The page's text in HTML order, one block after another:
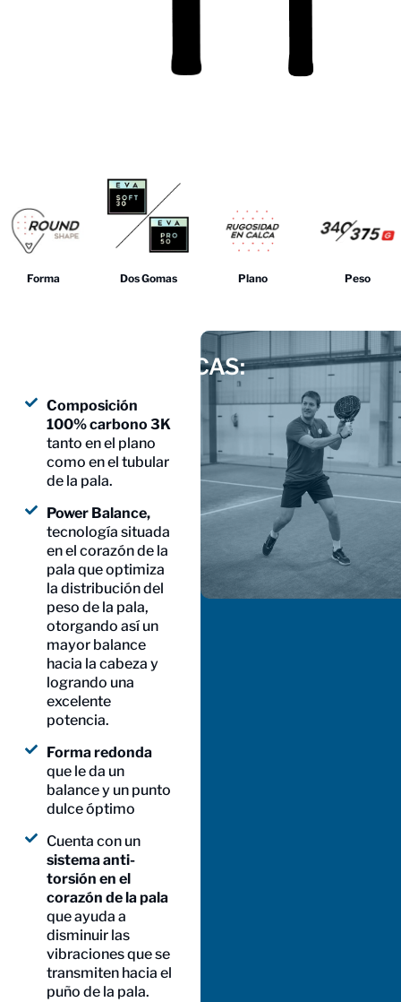
Forma Dos Gomas Plano Peso
CARACTERÍSTICAS:
Composición
100% carbono 3K
tanto en el plano
como en el tubular
de la pala.
Power Balance,
tecnología situada
en el corazón de la
pala que optimiza
la distribución del
peso de la pala,
otorgando así un
mayor balance
hacia la cabeza y
logrando una
excelente
potencia.
Forma redonda
que le da un
balance y un punto
dulce óptimo
Cuenta con un
sistema anti-
torsión en el
corazón de la pala
que ayuda a
disminuir las
vibraciones que se
transmiten hacia el
puño de la pala.